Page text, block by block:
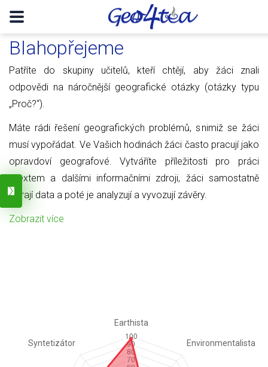
Blahopřejeme
Patříte do skupiny učitelů, kteří chtějí, aby žáci znali
odpovědi na náročnější geografické otázky (otázky typu
„Proč?“).
Máte rádi řešení geografických problémů, s nimiž se žáci
musí vypořádat. Ve Vašich hodinách žáci často pracují jako
opravdoví geografové. Vytváříte příležitosti pro práci
s textem a dalšími informačními zdroji, žáci samostatně
sbírají data a poté je analyzují a vyvozují závěry.
Zobrazit více